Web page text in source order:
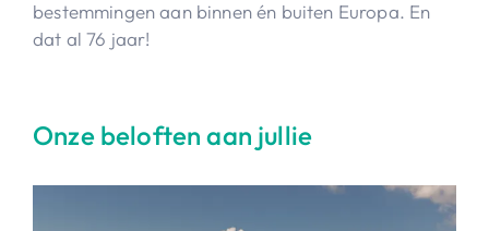
bestemmingen aan binnen én buiten Europa. En
dat al 76 jaar!
Onze beloften aan jullie